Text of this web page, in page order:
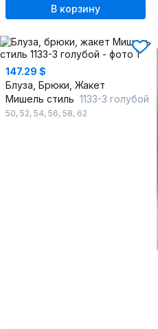
В корзину
147.29 $
Блуза, Брюки, Жакет
Мишель стиль 1133-3 голубой
50, 52, 54, 56, 58, 62